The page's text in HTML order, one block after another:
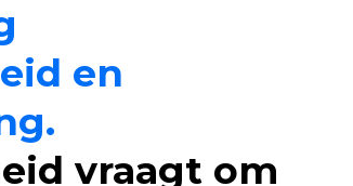
en
vraagt om